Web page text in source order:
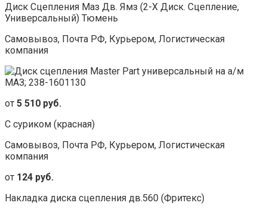
Диск Сцепления Маз Дв. Ямз (2-Х Диск. Сцепление,
Универсальный) Тюмень
Самовывоз, Почта РФ, Курьером, Логистическая
компания
от 5 510 руб.
С суриком (красная)
Самовывоз, Почта РФ, Курьером, Логистическая
компания
от 124 руб.
Накладка диска сцепления дв.560 (Фритекс)